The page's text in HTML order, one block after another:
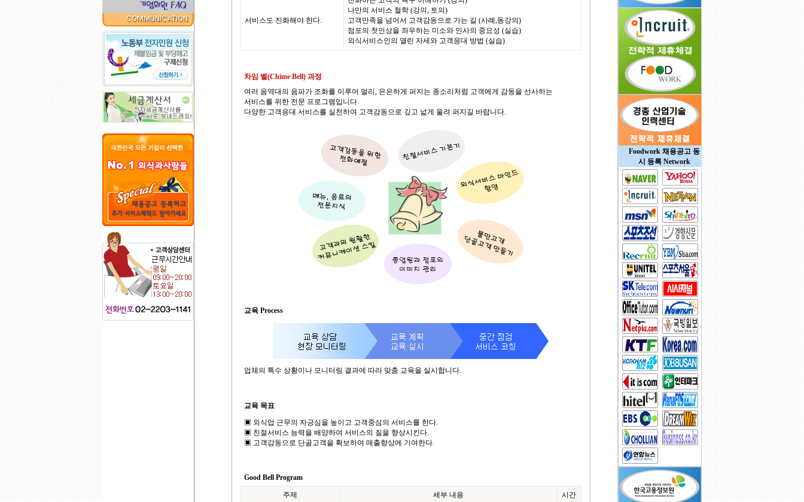
서비스도 진화해야 한다.
나만의 서비스 철학 (강의, 토의)
고객만족을 넘어서 고객감동으로 가는 길 (사례,동강의)
점포의 첫인상을 좌우하는 미소와 인사의 중요성 (실습)
외식서비스인의 열린 자세와 고객응대 방법 (실습)
차임 벨(Chime Bell) 과정
여러 음역대의 음파가 조화를 이루어 멀리, 은은하게 퍼지는 종소리처럼 고객에게 감동을 선사하는
서비스를 위한 전문 프로그램입니다.
다양한 고객응대 서비스를 실천하여 고객감동으로 깊고 넓게 울려 퍼지길 바랍니다.
교육 Process
업체의 특수 상황이나 모니터링 결과에 따라 맞춤 교육을 실시합니다.
교육 목표
▣ 외식업 근무의 자긍심을 높이고 고객중심의 서비스를 한다.
▣ 친절서비스 능력을 배양하여 서비스의 질을 향상시킨다.
▣ 고객감동으로 단골고객을 확보하여 매출향상에 기여한다.
Good Bell Program
주제 세부 내용 시간
Foodwork 채용공고 동
시 등록 Network